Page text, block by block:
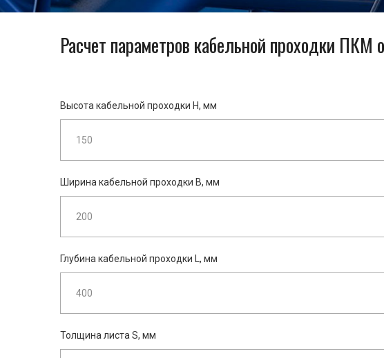
Расчет параметров кабельной проходки
Высота кабельной проходки H, мм
Ширина кабельной проходки B, мм
Глубина кабельной проходки L, мм
Толщина листа S, мм